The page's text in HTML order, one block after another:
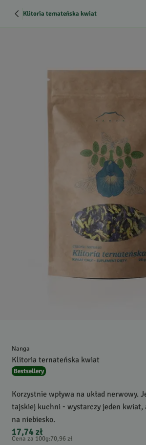
Klitoria ternateńska kwiat
Nanga
Klitoria ternateńska kwiat
Bestsellery
Korzystnie wpływa na układ nerwowy.
tajskiej kuchni - wystarczy jeden kwiat,
na niebiesko.
17,74 zł
Cena za 100g:70,96 zł